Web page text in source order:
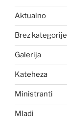
Aktualno
Brez kategorije
Galerija
Kateheza
Ministranti
Mladi